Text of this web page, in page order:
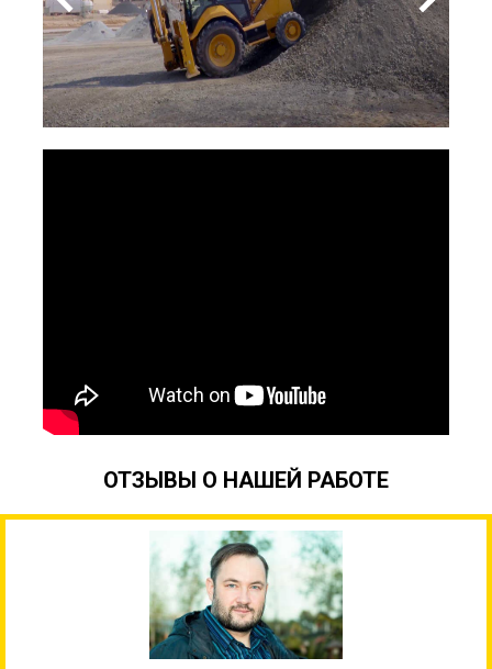
ОТЗЫВЫ О НАШЕЙ РАБОТЕ